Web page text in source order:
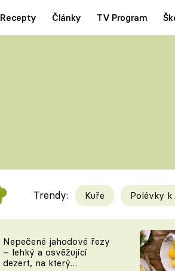
Recepty Články TV Program
Videorecepty
TEĎ VAŘÍ ŠÉF!
Trendy: Kuře Polévky k
Nepečené jahodové řezy
– lehký a osvěžující
dezert, na který